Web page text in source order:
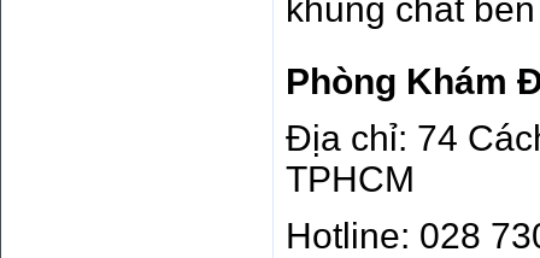
khung chat
Phòng Khám
Địa chỉ: 74
TPHCM
Hotline: 028